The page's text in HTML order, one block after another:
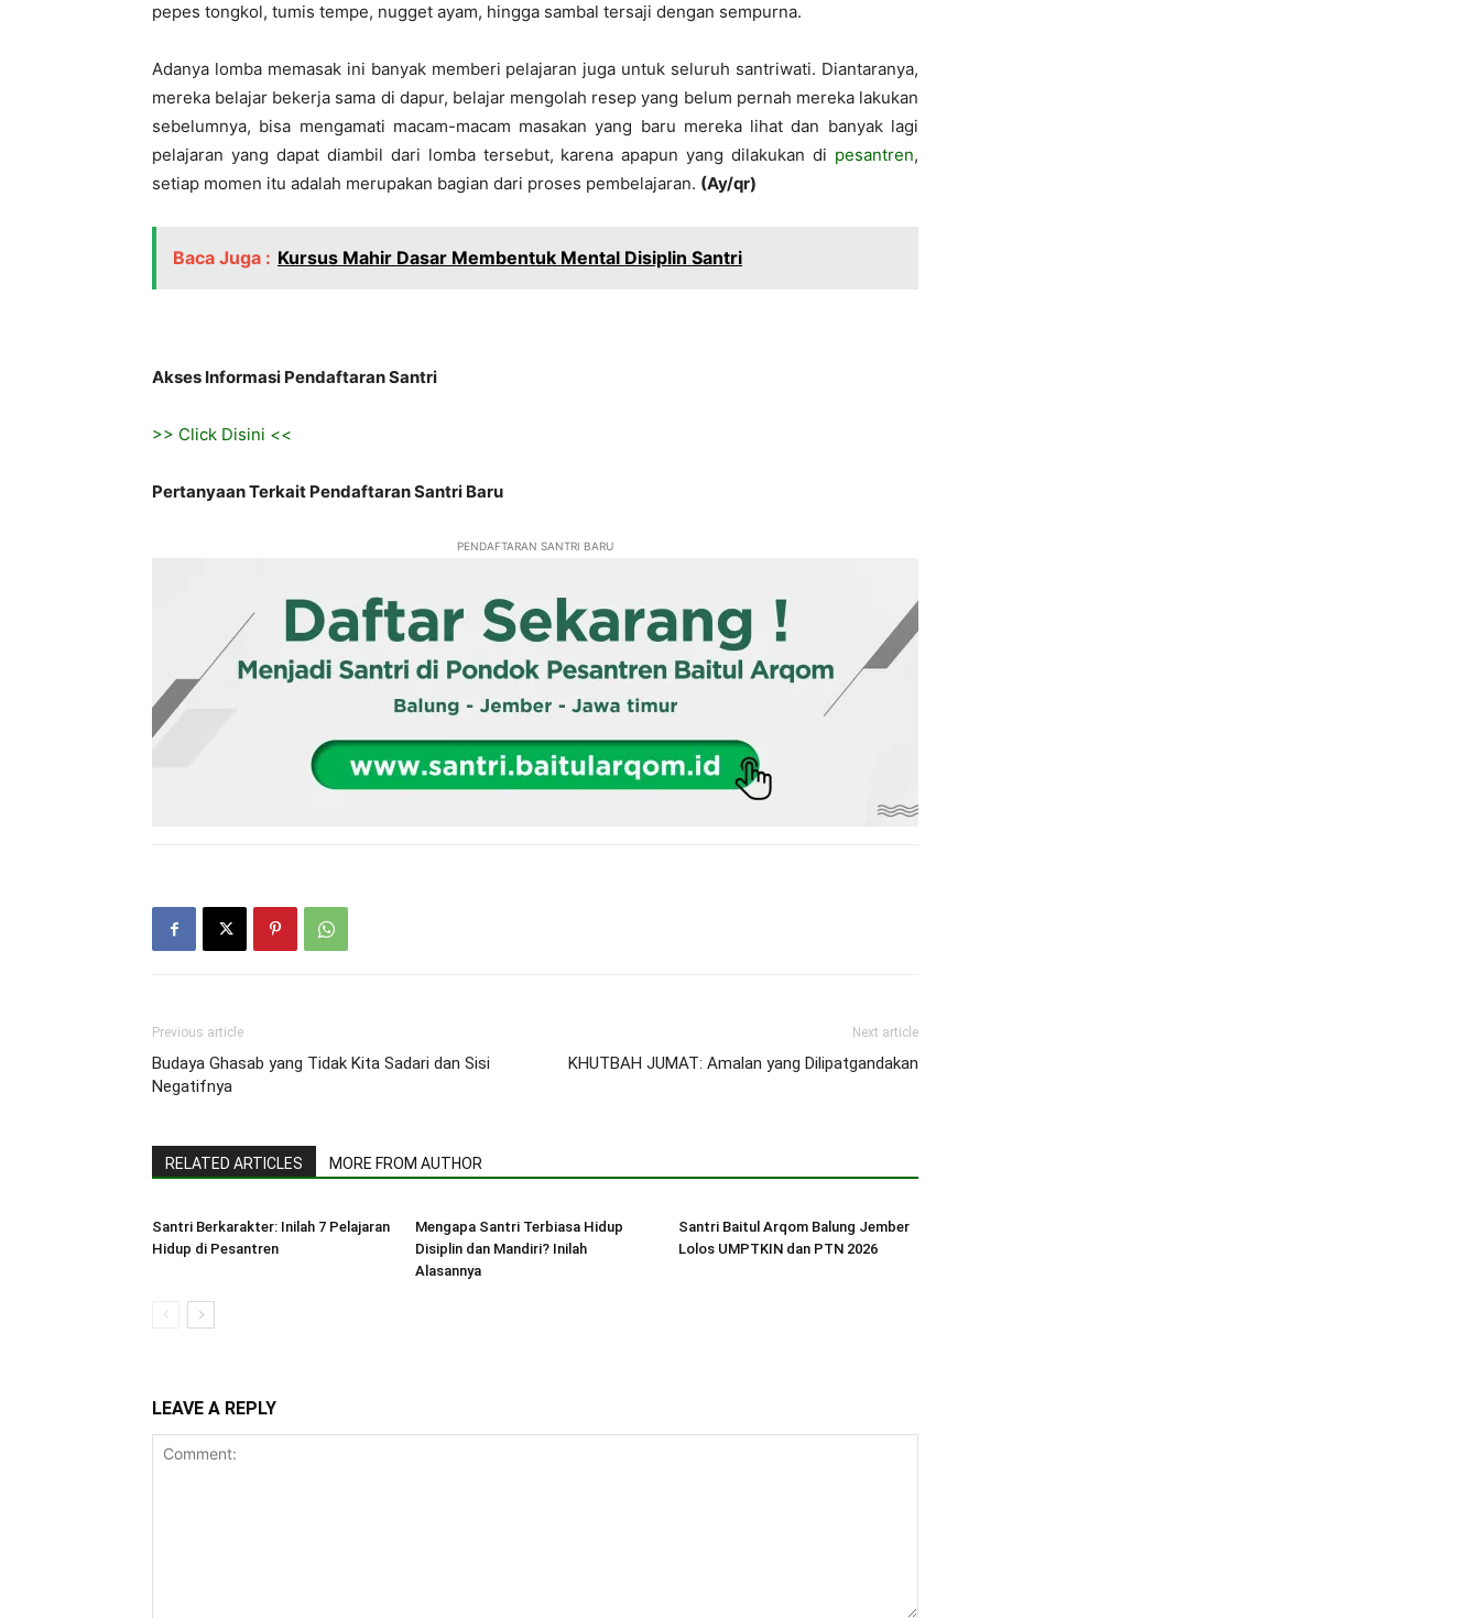
pepes tongkol, tumis tempe, nugget ayam, hingga sambal tersaji dengan sempurna.
Adanya lomba memasak ini banyak memberi pelajaran juga untuk seluruh santriwati. Diantaranya,
mereka belajar bekerja sama di dapur, belajar mengolah resep yang belum pernah mereka lakukan
sebelumnya, bisa mengamati macam-macam masakan yang baru mereka lihat dan banyak lagi
pelajaran yang dapat diambil dari lomba tersebut, karena apapun yang dilakukan di pesantren,
setiap momen itu adalah merupakan bagian dari proses pembelajaran. (Ay/qr)
Baca Juga : Kursus Mahir Dasar Membentuk Mental Disiplin Santri
Akses Informasi Pendaftaran Santri
>> Click Disini <<
Pertanyaan Terkait Pendaftaran Santri Baru
PENDAFTARAN SANTRI BARU
Previous article
Budaya Ghasab yang Tidak Kita Sadari dan Sisi
Negatifnya
Next article
KHUTBAH JUMAT: Amalan yang Dilipatgandakan
RELATED ARTICLES MORE FROM AUTHOR
Santri Berkarakter: Inilah 7 Pelajaran
Hidup di Pesantren
Mengapa Santri Terbiasa Hidup
Disiplin dan Mandiri? Inilah
Alasannya
Santri Baitul Arqom Balung Jember
Lolos UMPTKIN dan PTN 2026
LEAVE A REPLY